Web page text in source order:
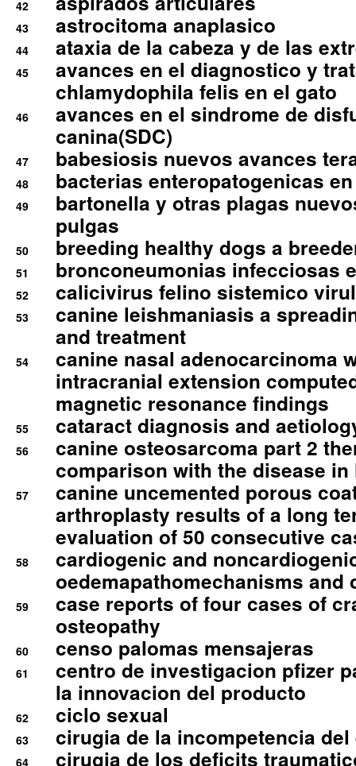
42
43 astrocitoma anaplasico
44 ataxia de la cabeza y de las
45
avances en el diagnostico y
chlamydophila felis en el gato
46
avances en el sindrome de
canina(SDC)
47 babesiosis nuevos avances
48 bacterias enteropatogenicas
49
bartonella y otras plagas
pulgas
50 breeding healthy dogs a
51 bronconeumonias infecciosas
52 calicivirus felino sistemico
53
canine leishmaniasis a
and treatment
54
canine nasal adenocarcinoma
intracranial extension
magnetic resonance findings
55 cataract diagnosis and
56
canine osteosarcoma part 2
comparison with the disease in
57
canine uncemented porous
arthroplasty results of a long
evaluation of 50 consecutive
58
cardiogenic and
oedemapathomechanisms and
59
case reports of four cases of
osteopathy
60 censo palomas mensajeras
61
centro de investigacion pfizer
la innovacion del producto
62 ciclo sexual
63 cirugia de la incompetencia
64 cirugia de los deficits